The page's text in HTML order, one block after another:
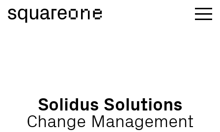
Solidus Solutions
Change Management